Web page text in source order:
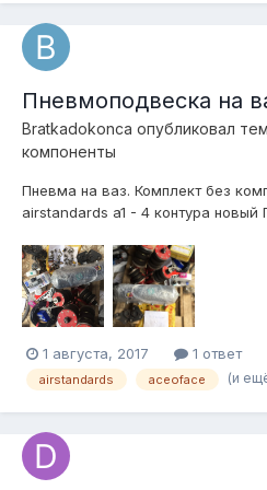
Пневмоподвеска на
Bratkadokonca опубликовал
компоненты
Пневма на ваз. Комплект без
airstandards a1 - 4 контура новый
как электронный монометр) все
Рес фитинги под трубку 8/6...
1 августа, 2017 1 ответ
airstandards aceoface (и